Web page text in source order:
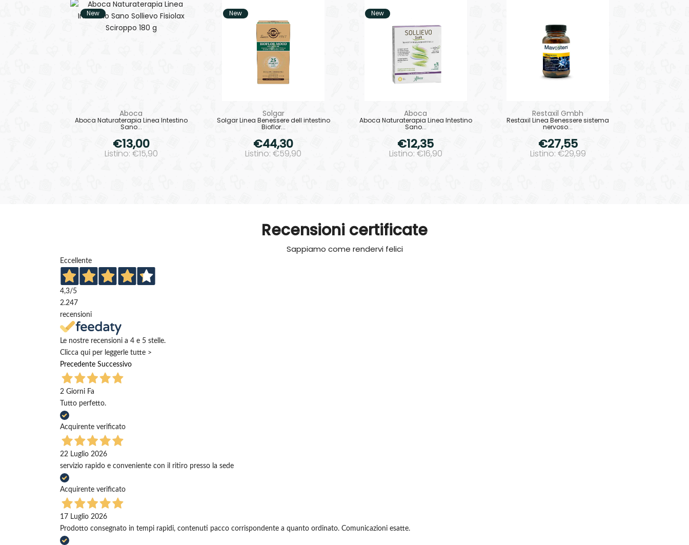
New
Aboca
Aboca Naturaterapia Linea Intestino
Sano...
€13,00
Listino: €15,90
New
Solgar
Solgar Linea Benessere dell intestino
Bioflor...
€44,30
Listino: €59,90
New
Aboca
Aboca Naturaterapia Linea Intestino
Sano...
€12,35
Listino: €16,90
Restaxil Gmbh
Restaxil Linea Benessere sistema
nervoso...
€27,55
Listino: €29,99
Recensioni certificate
Sappiamo come rendervi felici
Eccellente
4,3/5
2.247
recensioni
Le nostre recensioni a 4 e 5 stelle.
Clicca qui per leggerle tutte >
Precedente Successivo
2 Giorni Fa
Tutto perfetto.
Acquirente verificato
22 Luglio 2026
servizio rapido e conveniente con il ritiro presso la sede
Acquirente verificato
17 Luglio 2026
Prodotto consegnato in tempi rapidi, contenuti pacco corrispondente a quanto ordinato. Comunicazioni esatte.